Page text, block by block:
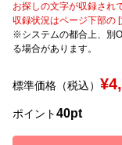
価格帯
〜
お探しの文字が収録され
収録状況はページ下部の
※システムの都合上、別
る場合があります。
標準価格（税込）
ポイント40pt